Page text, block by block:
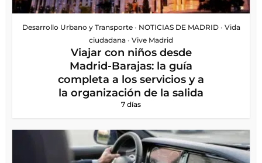
Desarrollo Urbano y Transporte • NOTICIAS DE MADRID • Vida
ciudadana • Vive Madrid
Viajar con niños desde
Madrid-Barajas: la guía
completa a los servicios y a
la organización de la salida
7 días